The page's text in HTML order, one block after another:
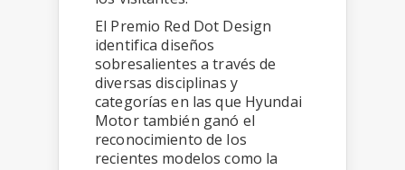
El Premio Red Dot Design
identifica diseños
sobresalientes a través de
diversas disciplinas y
categorías en las que Hyundai
Motor también ganó el
reconocimiento de los
recientes modelos como la